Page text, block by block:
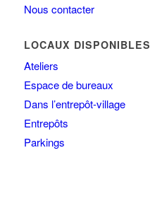
Nous contacter
LOCAUX DISPONIBLES
Ateliers
Espace de bureaux
Dans l’entrepôt-village
Entrepôts
Parkings